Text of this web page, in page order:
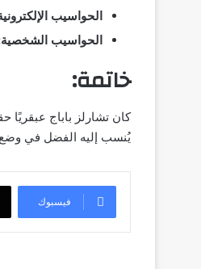
الحواسيب
الحواسيب
خاتمة:
كان تشارلز باباج عبقريًا
يُنسب إليه الفضل في وضع
فيسبوك